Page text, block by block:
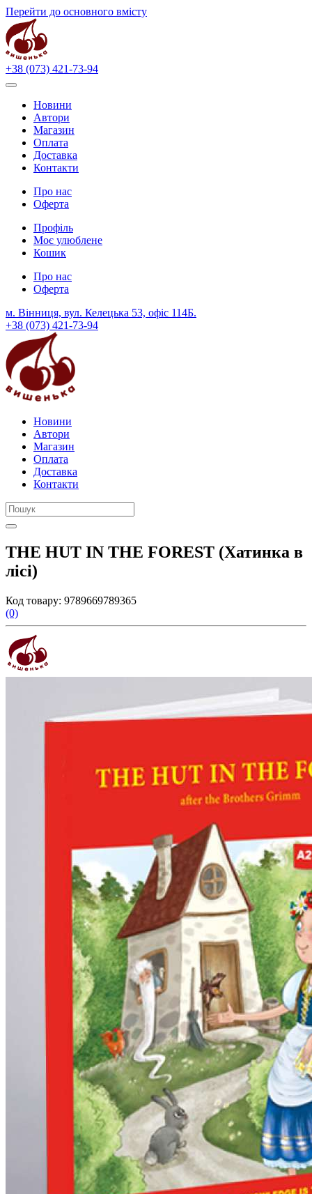
Перейти до основного вмісту
+38 (073) 421-73-94
Новини
Автори
Магазин
Оплата
Доставка
Контакти
Про нас
Оферта
Профіль
Моє улюблене
Кошик
Про нас
Оферта
м. Вінниця, вул. Келецька 53, офіс 114Б.
+38 (073) 421-73-94
Новини
Автори
Магазин
Оплата
Доставка
Контакти
THE HUT IN THE FOREST (Хатинка в
лісі)
Код товару: 9789669789365
(0)